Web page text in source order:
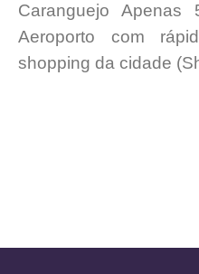
Caranguejo
Aeroporto com
shopping da cidade